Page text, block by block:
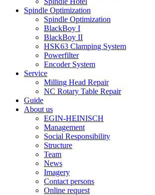
Spindle Optimization
Spindle Optimization
BlackBoy I
BlackBoy II
HSK63 Clamping System
Powerfilter
Encoder System
Service
Milling Head Repair
NC Rotary Table Repair
Guide
About us
EGIN-HEINISCH
Management
Social Responsibility
Structure
Team
News
Imagery
Contact persons
Online request